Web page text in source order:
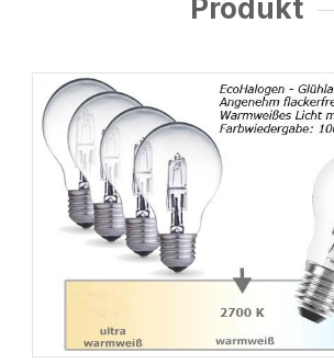
Produkt